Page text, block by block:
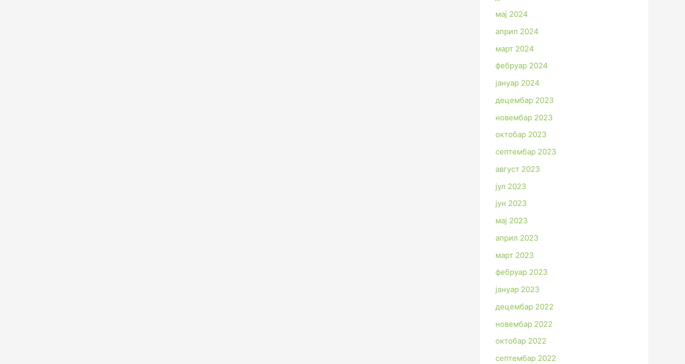
мај 2024
април 2024
март 2024
фебруар 2024
јануар 2024
децембар 2023
новембар 2023
октобар 2023
септембар 2023
август 2023
јул 2023
јун 2023
мај 2023
април 2023
март 2023
фебруар 2023
јануар 2023
децембар 2022
новембар 2022
октобар 2022
септембар 2022